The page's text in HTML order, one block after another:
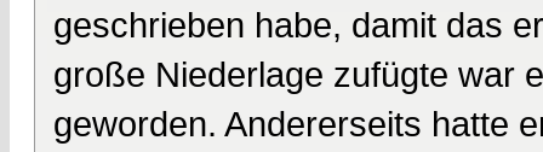
geschrieben habe, damit das
große Niederlage zufügte war
geworden. Andererseits hatte